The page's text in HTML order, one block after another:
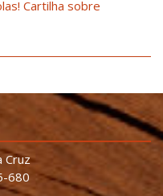
Cartilha sobre
Cruz
680